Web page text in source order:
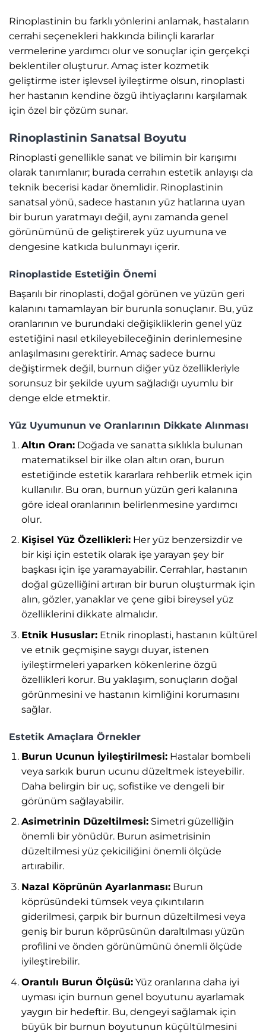
Rinoplastinin bu farklı yönlerini anlamak, hastaların
cerrahi seçenekleri hakkında bilinçli kararlar
vermelerine yardımcı olur ve sonuçlar için gerçekçi
beklentiler oluşturur. Amaç ister kozmetik
geliştirme ister işlevsel iyileştirme olsun, rinoplasti
her hastanın kendine özgü ihtiyaçlarını karşılamak
için özel bir çözüm sunar.
Rinoplastinin Sanatsal Boyutu
Rinoplasti genellikle sanat ve bilimin bir karışımı
olarak tanımlanır; burada cerrahın estetik anlayışı da
teknik becerisi kadar önemlidir. Rinoplastinin
sanatsal yönü, sadece hastanın yüz hatlarına uyan
bir burun yaratmayı değil, aynı zamanda genel
görünümünü de geliştirerek yüz uyumuna ve
dengesine katkıda bulunmayı içerir.
Rinoplastide Estetiğin Önemi
Başarılı bir rinoplasti, doğal görünen ve yüzün geri
kalanını tamamlayan bir burunla sonuçlanır. Bu, yüz
oranlarının ve burundaki değişikliklerin genel yüz
estetiğini nasıl etkileyebileceğinin derinlemesine
anlaşılmasını gerektirir. Amaç sadece burnu
değiştirmek değil, burnun diğer yüz özellikleriyle
sorunsuz bir şekilde uyum sağladığı uyumlu bir
denge elde etmektir.
Yüz Uyumunun ve Oranlarının Dikkate Alınması
Altın Oran:Doğada ve sanatta sıklıkla bulunan
matematiksel bir ilke olan altın oran, burun
estetiğinde estetik kararlara rehberlik etmek için
kullanılır. Bu oran, burnun yüzün geri kalanına
göre ideal oranlarının belirlenmesine yardımcı
olur.
Kişisel Yüz Özellikleri:Her yüz benzersizdir ve
bir kişi için estetik olarak işe yarayan şey bir
başkası için işe yaramayabilir. Cerrahlar, hastanın
doğal güzelliğini artıran bir burun oluşturmak için
alın, gözler, yanaklar ve çene gibi bireysel yüz
özelliklerini dikkate almalıdır.
Etnik Hususlar:Etnik rinoplasti, hastanın kültürel
ve etnik geçmişine saygı duyar, istenen
iyileştirmeleri yaparken kökenlerine özgü
özellikleri korur. Bu yaklaşım, sonuçların doğal
görünmesini ve hastanın kimliğini korumasını
sağlar.
Estetik Amaçlara Örnekler
Burun Ucunun İyileştirilmesi:Hastalar bombeli
veya sarkık burun ucunu düzeltmek isteyebilir.
Daha belirgin bir uç, sofistike ve dengeli bir
görünüm sağlayabilir.
Asimetrinin Düzeltilmesi:Simetri güzelliğin
önemli bir yönüdür. Burun asimetrisinin
düzeltilmesi yüz çekiciliğini önemli ölçüde
artırabilir.
Nazal Köprünün Ayarlanması:Burun
köprüsündeki tümsek veya çıkıntıların
giderilmesi, çarpık bir burnun düzeltilmesi veya
geniş bir burun köprüsünün daraltılması yüzün
profilini ve önden görünümünü önemli ölçüde
iyileştirebilir.
Orantılı Burun Ölçüsü:Yüz oranlarına daha iyi
uyması için burnun genel boyutunu ayarlamak
yaygın bir hedeftir. Bu, dengeyi sağlamak için
büyük bir burnun boyutunun küçültülmesini